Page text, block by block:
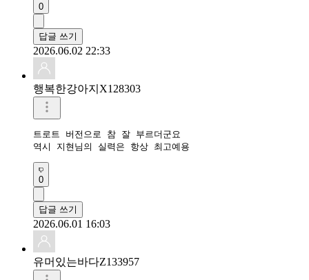
0
답글 쓰기
2026.06.02 22:33
행복한강아지X128303
트로트 버전으로 참 잘 부르더군요
역시 지현님의 실력은 항상 최고예용
0
답글 쓰기
2026.06.01 16:03
유머있는바다Z133957